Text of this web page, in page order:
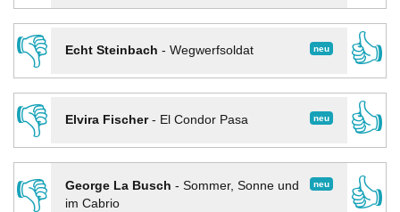
👎
neu
Echt Steinbach - Wegwerfsoldat
👍
👎
neu
Elvira Fischer- El Condor Pasa
👍
👎
neu
George La Busch - Sommer, Sonne und
im Cabrio
👍